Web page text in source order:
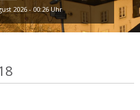
2026 - 00:26 Uhr